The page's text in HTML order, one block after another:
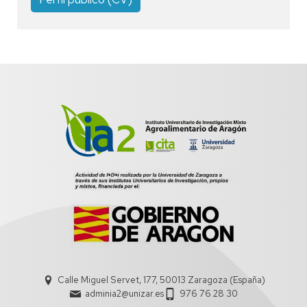
Calle Miguel Servet, 177, 50013 Zaragoza (España)
adminia2@unizar.es
976 76 28 30